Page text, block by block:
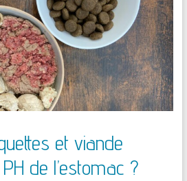
et viande
de l’estomac ?